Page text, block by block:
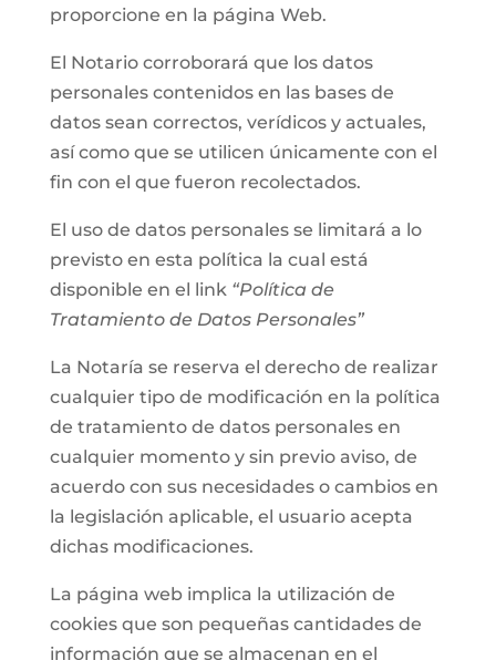
proporcione en la página Web.
El Notario corroborará que los datos
personales contenidos en las bases de
datos sean correctos, verídicos y actuales,
así como que se utilicen únicamente con el
fin con el que fueron recolectados.
El uso de datos personales se limitará a lo
previsto en esta política la cual está
disponible en el link “Política de
Tratamiento de Datos Personales”
La Notaría se reserva el derecho de realizar
cualquier tipo de modificación en la política
de tratamiento de datos personales en
cualquier momento y sin previo aviso, de
acuerdo con sus necesidades o cambios en
la legislación aplicable, el usuario acepta
dichas modificaciones.
La página web implica la utilización de
cookies que son pequeñas cantidades de
información que se almacenan en el